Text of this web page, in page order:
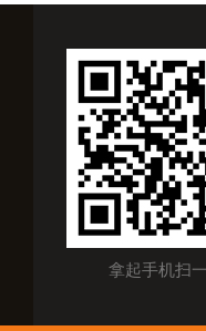
拿起手机扫